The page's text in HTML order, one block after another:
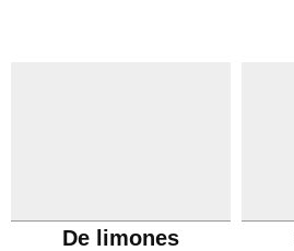
De limones